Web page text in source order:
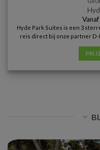
Hyde Park Suites is een 3
reis direct bij onze partner D-